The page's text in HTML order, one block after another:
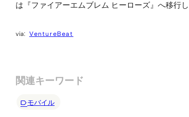
は『ファイアーエムブレム ヒーローズ』へ移行
VentureBeat
関連キーワード
モバイル